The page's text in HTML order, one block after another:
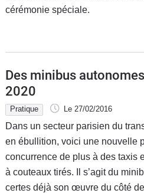
cérémonie spéciale.
Des minibus
2020
Pratique Le 27/02/2016
Dans un secteur parisien du
en ébullition, voici une nouvelle
concurrence de plus à des taxis
à couteaux tirés. Il s’agit du
certes déjà son œuvre du côté